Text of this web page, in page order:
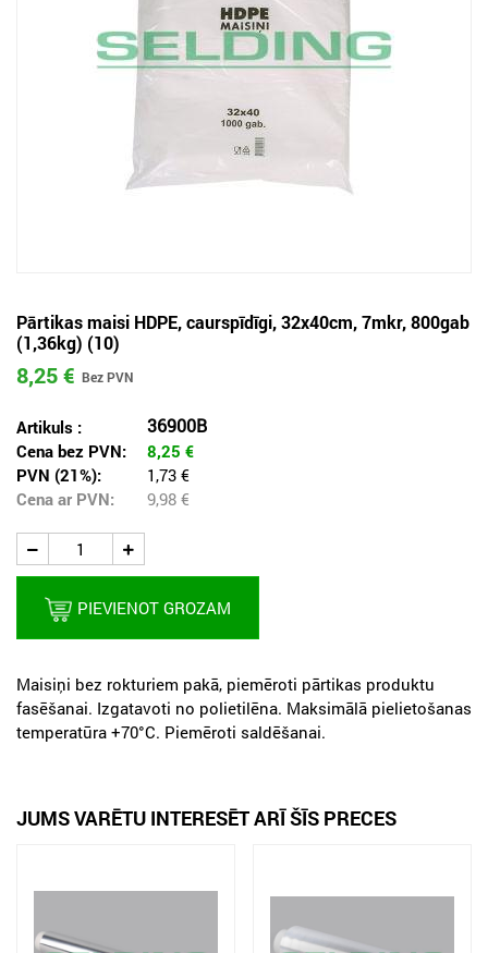
Pārtikas maisi HDPE, caurspīdīgi, 32x40cm, 7mkr, 800gab
(1,36kg) (10)
8,25 €
Artikuls : 36900B
Cena bez PVN: 8,25 €
PVN (21%):
1,73 €
Cena ar PVN:
9,98 €
PIEVIENOT GROZAM
Maisiņi bez rokturiem pakā, piemēroti pārtikas produktu
fasēšanai. Izgatavoti no polietilēna. Maksimālā pielietošanas
temperatūra +70°C. Piemēroti saldēšanai.
JUMS VARĒTU INTERESĒT ARĪ ŠĪS PRECES